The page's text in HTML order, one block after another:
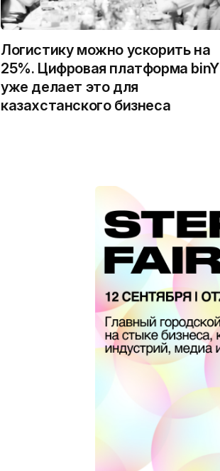
Логистику можно ускорить на
25%. Цифровая платформа binY
уже делает это для
казахстанского бизнеса